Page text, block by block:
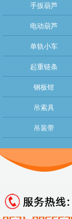
手扳葫芦
电动葫芦
单轨小车
起重链条
钢板钳
吊索具
吊装带